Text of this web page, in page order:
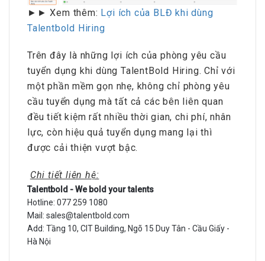
►► Xem thêm: Lợi ích của BLĐ khi dùng
Talentbold Hiring
Trên đây là những lợi ích của phòng yêu cầu
tuyển dụng khi dùng TalentBold Hiring. Chỉ với
một phần mềm gọn nhẹ, không chỉ phòng yêu
cầu tuyển dụng mà tất cả các bên liên quan
đều tiết kiệm rất nhiều thời gian, chi phí, nhân
lực, còn hiệu quả tuyển dụng mang lại thì
được cải thiện vượt bậc.
Chi tiết liên hệ:
Talentbold - We bold your talents
Hotline: 077 259 1080
Mail: sales@talentbold.com
Add: Tầng 10, CIT Building, Ngõ 15 Duy Tân - Cầu Giấy -
Hà Nội